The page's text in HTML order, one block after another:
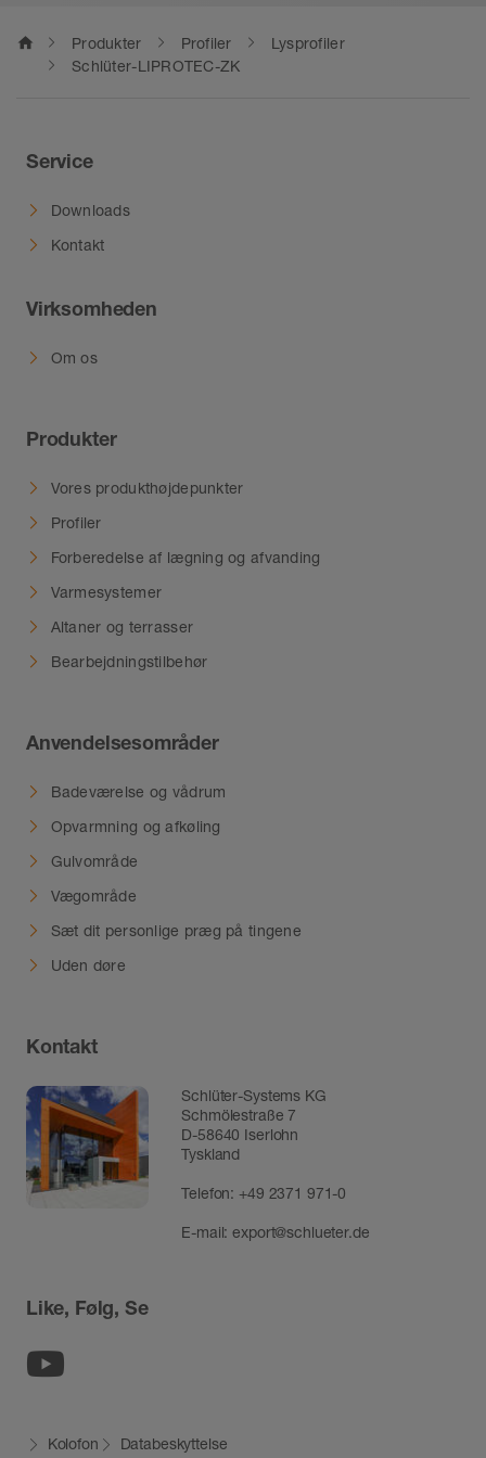
home Produkter Profiler
Lysprofiler
Schlüter-LIPROTEC-ZK
Service
Downloads
Kontakt
Virksomheden
Om os
Produkter
Vores produkthøjdepunkter
Profiler
Forberedelse af lægning og afvanding
Varmesystemer
Altaner og terrasser
Bearbejdningstilbehør
Anvendelsesområder
Badeværelse og vådrum
Opvarmning og afkøling
Gulvområde
Vægområde
Sæt dit personlige præg på tingene
Uden døre
Kontakt
Schlüter-Systems KG
Schmölestraße 7
D-58640 Iserlohn
Tyskland
Telefon:+49 2371 971-0
E-mail:export@schlueter.de
Like, Følg, Se
Kolofon Databeskyttelse